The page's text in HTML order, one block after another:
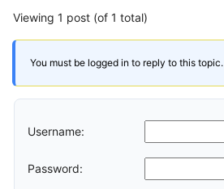
Viewing 1 post (of 1 total)
You must be logged in to reply to this topic.
Username:
Password: